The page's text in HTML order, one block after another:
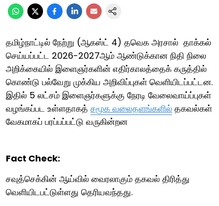
தமிழ்நாட்டில் நேற்று (ஆகஸ்ட் 4) தவெக அரசால் தாக்கல்
செய்யப்பட்ட 2026-2027ஆம் ஆண்டுக்கான நிதி நிலை
அறிக்கையில் இளைஞர்களின் எதிர்காலத்தைக் கருத்தில்
கொண்டு பல்வேறு முக்கிய அறிவிப்புகள் வெளியிடப்பட்டன.
இதில் 5 லட்சம் இளைஞர்களுக்கு நேரடி வேலைவாய்ப்புகள்
வழங்கப்பட உள்ளதாகத் சமூக வலைதளங்களில் தகவல்கள்
வேகமாகப் பரப்பப்பட்டு வருகின்றன
Fact Check:
சவுத்செக்கின் ஆய்வில் வைரலாகும் தகவல் திரித்து
வெளியிடபட்டுள்ளது தெரியவந்தது.